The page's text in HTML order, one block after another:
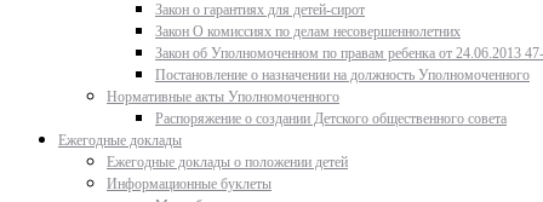
Закон о гарантиях для детей-сирот
Закон О комиссиях по делам несовершеннолетних
Закон об Уполномоченном по правам ребенка от 24.06.2013
Постановление о назначении на должность Уполномоченного
Нормативные акты Уполномоченного
Распоряжение о создании Детского общественного совета
Ежегодные доклады
Ежегодные доклады о положении детей
Информационные буклеты